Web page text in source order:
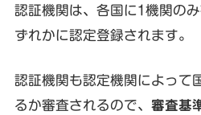
認証機関は、各国に1機関の
ずれかに認定登録されます。
認証機関も認定機関によって
るか審査されるので、 審査基